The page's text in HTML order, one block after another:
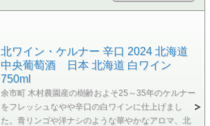
北ワイン・ケルナー 辛口 2024 北海道
中央葡萄酒 日本 北海道 白ワイン
750ml
余市町 木村農園産の樹齢およそ25～35年のケルナー
をフレッシュなやや辛口の白ワインに仕上げまし
た。青リンゴや洋ナシのような華やかなアロマ、北